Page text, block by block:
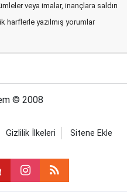
veya imalar, inançlara saldırı
harflerle yazılmış yorumlar
© 2008
Gizlilik İlkeleri Sitene Ekle